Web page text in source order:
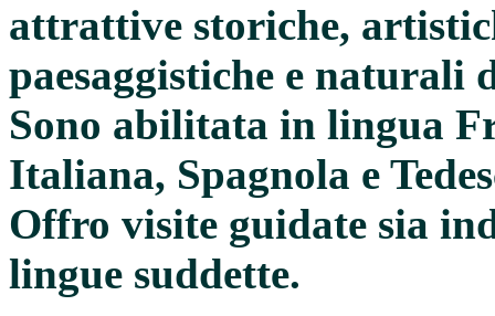
attrattive storiche,
paesaggistiche e naturali
Sono abilitata in lingua
Italiana, Spagnola e
Offro visite guidate sia
lingue suddette.